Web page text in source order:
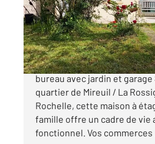
Maison à vendre
317 300 €
LA ROCHELLE - Maison
bureau avec jardin et
quartier de Mireuil / La
Rochelle, cette maison à
famille offre un cadre de vie
fonctionnel. Vos commerces